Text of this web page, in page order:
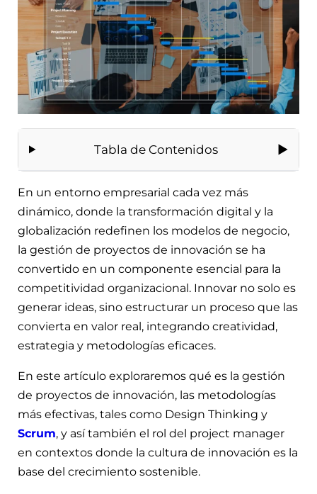
Tabla de Contenidos
En un entorno empresarial cada vez más
dinámico, donde la transformación digital y la
globalización redefinen los modelos de negocio,
la gestión de proyectos de innovación se ha
convertido en un componente esencial para la
competitividad organizacional. Innovar no solo es
generar ideas, sino estructurar un proceso que las
convierta en valor real, integrando creatividad,
estrategia y metodologías eficaces.
En este artículo exploraremos qué es la gestión
de proyectos de innovación, las metodologías
más efectivas, tales como Design Thinking y
Scrum, y así también el rol del project manager
en contextos donde la cultura de innovación es la
base del crecimiento sostenible.